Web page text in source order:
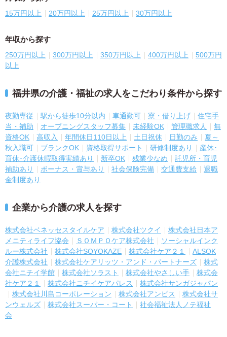
15万円以上 20万円以上 25万円以上 30万円以上
年収から探す
250万円以上 300万円以上 350万円以上 400万円以上
500万円
以上
福井県の介護・福祉の求人をこだわり条件から探す
夜勤専従 駅から徒歩10分以内 車通勤可 寮・借り上げ
住宅手
当・補助
オープニングスタッフ募集 未経験OK 管理職求人
無
資格OK
高収入 年間休日110日以上 土日祝休 日勤のみ
夏～
秋入職可
ブランクOK 資格取得サポート 研修制度あり
産休･
育休･介護休暇取得実績あり
新卒OK 残業少なめ
託児所・育児
補助あり
ボーナス・賞与あり 社会保険完備 交通費支給
退職
金制度あり
企業から介護の求人を探す
株式会社ベネッセスタイルケア 株式会社ツクイ
株式会社日本ア
メニティライフ協会
ＳＯＭＰＯケア株式会社
ソーシャルインク
ルー株式会社
株式会社SOYOKAZE 株式会社ケア２１
ALSOK
介護株式会社
株式会社ケアリッツ・アンド・パートナーズ
株式
会社ニチイ学館
株式会社ソラスト 株式会社やさしい手
株式会
社ケア２１
株式会社ニチイケアパレス
株式会社サンガジャパン
株式会社川島コーポレーション
株式会社アンビス
株式会社サ
ンウェルズ
株式会社スーパー・コート
社会福祉法人ノテ福祉
会